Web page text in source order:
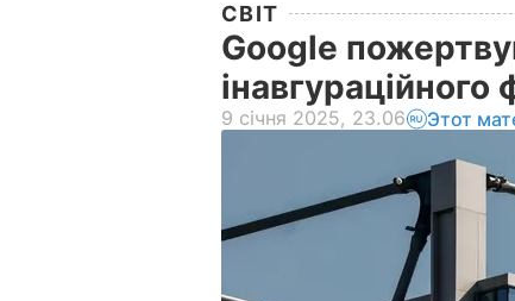
СВІТ
Google
9 січня 2025, 23.06 Этот